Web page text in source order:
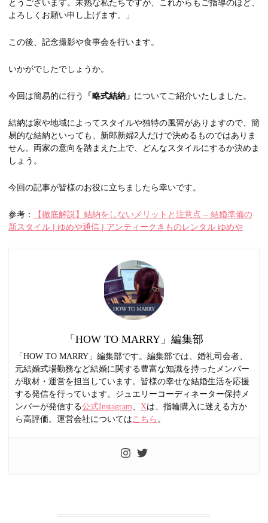
とうございます。未熟な私たちですが、これからもご指導のほど、
よろしくお願い申し上げます。」
この後、記念撮影や食事会を行います。
いかがでしたでしょうか。
今回は簡易的に行う 「略式結納」 についてご紹介いたしました。
結納は家や地域によってスタイルや独特の風習がありますので、簡
易的な結納といっても、新郎新婦2人だけで決めるものではありま
せん。両家の意向を踏まえた上で、どんなスタイルにするか決めま
しょう。
今回の記事が皆様のお役に立ちましたら幸いです。
参考：
【徹底解説】結納をしないメリットと注意点 – 結婚準備の
新スタイル | ゆめや通信 | アンティークきものレンタル ゆめや
「HOW TO MARRY」編集部
「HOW TO MARRY」編集部です。編集部では、婚礼司会者、
元結婚式場勤務など結婚に関する豊富な知識を持ったメンバー
が取材・運営を担当しています。皆様の幸せな結婚生活を応援
する発信を行っています。ジュエリーコーディネーター保持メ
ンバーが発信する公式Instagram、 Xは、指輪購入に迷える方か
ら高評価。運営会社については こちら 。